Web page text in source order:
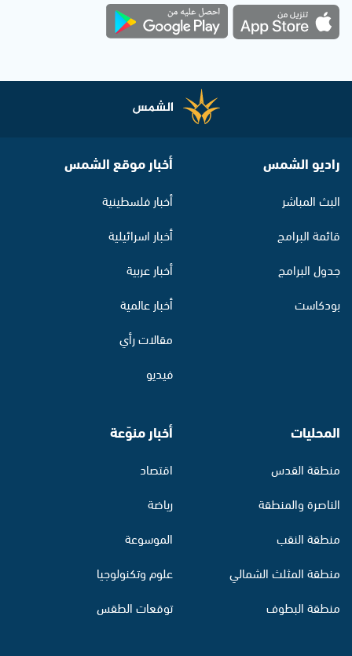
راديو الشمس
البث المباشر
قائمة البرامج
جدول البرامج
بودكاست
أخبار موقع الشمس
أخبار فلسطينية
أخبار اسرائيلية
أخبار عربية
أخبار عالمية
مقالات رأي
فيديو
المحليات
منطقة القدس
الناصرة والمنطقة
منطقة النقب
منطقة المثلث الشمالي
منطقة البطوف
أخبار منوّعة
اقتصاد
رياضة
الموسوعة
علوم وتكنولوجيا
توقعات الطقس